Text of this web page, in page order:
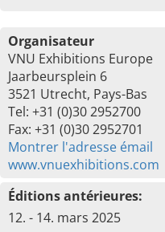
Organisateur
VNU Exhibitions Europe
Jaarbeursplein 6
3521 Utrecht, Pays-Bas
Tel: +31 (0)30 2952700
Fax: +31 (0)30 2952701
Montrer l'adresse émail
www.vnuexhibitions.com
Éditions antérieures:
12. - 14. mars 2025